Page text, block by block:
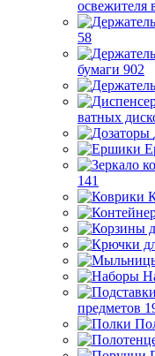
освежителя
58
бумаги 902
ватных
141
предметов